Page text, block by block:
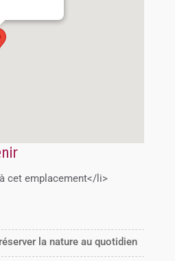
cet emplacement</li>
la nature au quotidien